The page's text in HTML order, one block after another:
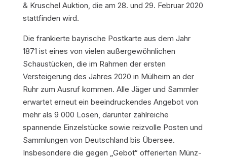
& Kruschel Auktion, die am 28. und 29. Februar 2020
stattfinden wird.
Die frankierte bayrische Postkarte aus dem Jahr
1871 ist eines von vielen außergewöhnlichen
Schaustücken, die im Rahmen der ersten
Versteigerung des Jahres 2020 in Mülheim an der
Ruhr zum Ausruf kommen. Alle Jäger und Sammler
erwartet erneut ein beeindruckendes Angebot von
mehr als 9 000 Losen, darunter zahlreiche
spannende Einzelstücke sowie reizvolle Posten und
Sammlungen von Deutschland bis Übersee.
Insbesondere die gegen „Gebot“ offerierten Münz-